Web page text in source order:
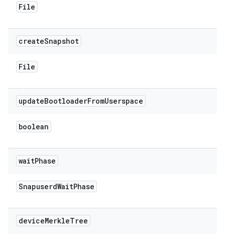
File
createSnapshot
File
updateBootloaderFromUserspace
boolean
waitPhase
SnapuserdWaitPhase
deviceMerkleTree